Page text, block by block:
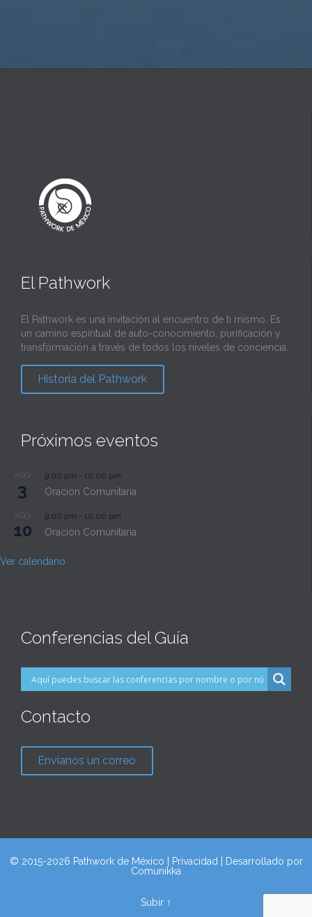
El Pathwork
El Pathwork es una invitación al encuentro de ti mismo. Es
un camino espiritual de auto-conocimiento, purificación y
transformación a través de todos los niveles de conciencia.
Historia del Pathwork
Próximos eventos
AGO
3
9:00 pm - 10:00 pm
Oración Comunitaria
AGO
10
9:00 pm - 10:00 pm
Oración Comunitaria
Ver calendario
Conferencias del Guía
Contacto
Envíanos un correo
© 2015-2026 Pathwork de México | Privacidad | Desarrollado por
Comunikka
Subir ↑